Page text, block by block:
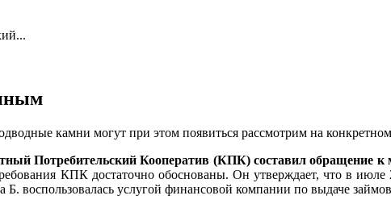
камни могут при этом появиться рассмотрим на
Потребительский Кооператив (КПК) составил обращение к
КПК достаточно обоснованы. Он утверждает, что в
воспользовалась услугой финансовой компании по выдаче